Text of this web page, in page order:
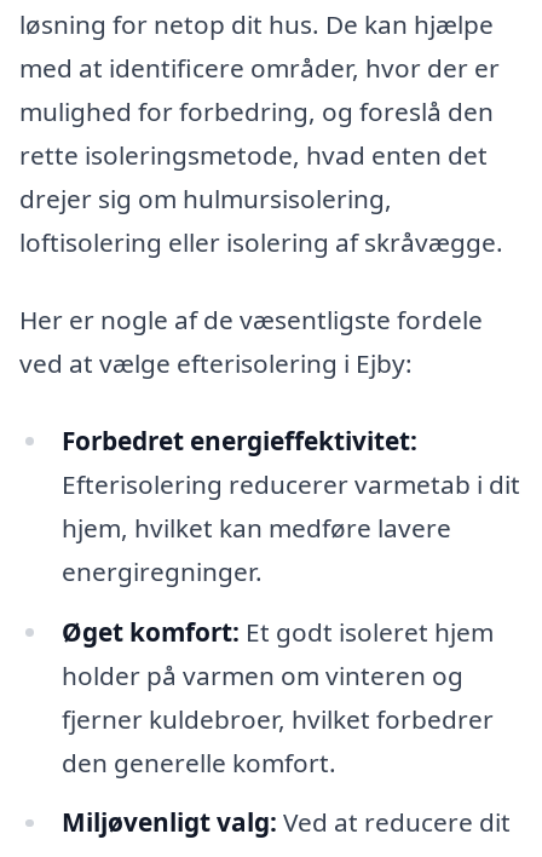
løsning for netop dit hus. De kan hjælpe
med at identificere områder, hvor der er
mulighed for forbedring, og foreslå den
rette isoleringsmetode, hvad enten det
drejer sig om hulmursisolering,
loftisolering eller isolering af skråvægge.
Her er nogle af de væsentligste fordele
ved at vælge efterisolering i Ejby:
Forbedret energieffektivitet:
Efterisolering reducerer varmetab i dit
hjem, hvilket kan medføre lavere
energiregninger.
Øget komfort: Et godt isoleret hjem
holder på varmen om vinteren og
fjerner kuldebroer, hvilket forbedrer
den generelle komfort.
Miljøvenligt valg: Ved at reducere dit